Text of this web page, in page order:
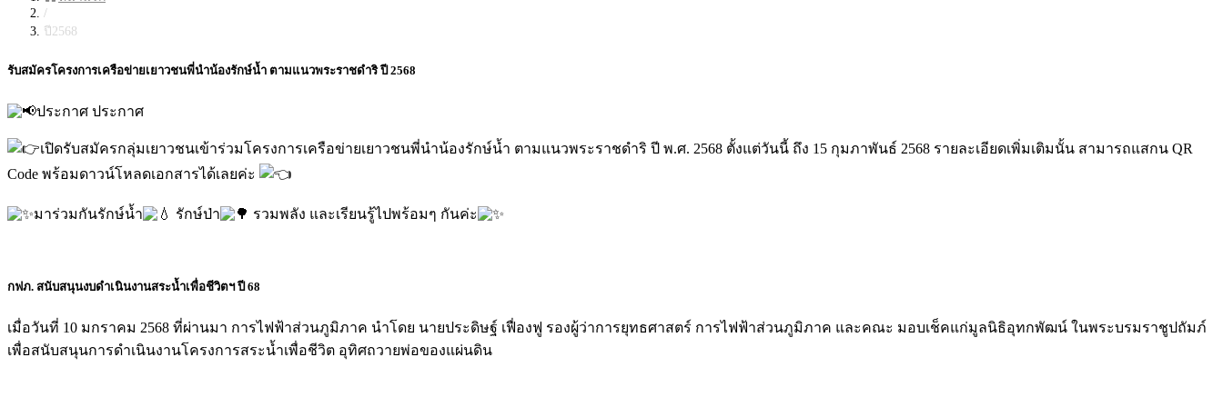
/
ปี2568
รับสมัครโครงการเครือข่ายเยาวชนพี่นำน้องรักษ์น้ำ ตามแนวพระราชดำริ ปี 2568
ประกาศ ประกาศ
เปิดรับสมัครกลุ่มเยาวชนเข้าร่วมโครงการเครือข่ายเยาวชนพี่นำน้องรักษ์น้ำ ตามแนวพระราชดำริ ปี พ.ศ. 2568 ตั้งแต่วันนี้ ถึง 15 กุมภาพันธ์ 2568 รายละเอียดเพิ่มเติมนั้น สามารถแสกน QR
Code พร้อมดาวน์โหลดเอกสารได้เลยค่ะ
มาร่วมกันรักษ์น้ำ รักษ์ป่า รวมพลัง และเรียนรู้ไปพร้อมๆ กันค่ะ
กฟภ. สนับสนุนงบดำเนินงานสระน้ำเพื่อชีวิตฯ ปี 68
เมื่อวันที่ 10 มกราคม 2568 ที่ผ่านมา การไฟฟ้าส่วนภูมิภาค นำโดย นายประดิษฐ์ เฟื่องฟู รองผู้ว่าการยุทธศาสตร์ การไฟฟ้าส่วนภูมิภาค และคณะ มอบเช็คแก่มูลนิธิอุทกพัฒน์ ในพระบรมราชูปถัมภ์
เพื่อสนับสนุนการดำเนินงานโครงการสระน้ำเพื่อชีวิต อุทิศถวายพ่อของแผ่นดิน